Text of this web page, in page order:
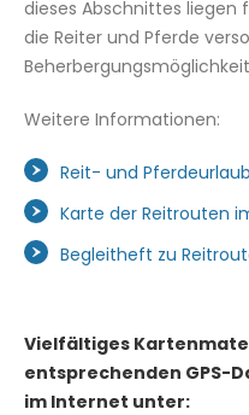
dieses Abschnittes liegen
die Reiter und Pferde
Weitere Informationen:
Reit- und
Karte der Reitrouten
Begleitheft zu
Vielfältiges
entsprechenden GPS-
im Internet unter: